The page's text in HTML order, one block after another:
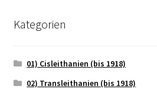
Kategorien
01) Cisleithanien (bis 1918)
02) Transleithanien (bis 1918)